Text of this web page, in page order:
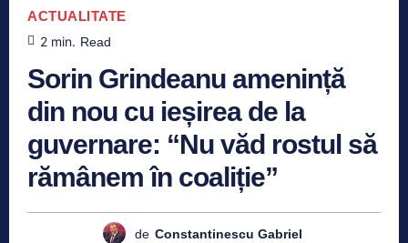
ACTUALITATE
2 min. Read
Sorin Grindeanu amenință
din nou cu ieșirea de la
guvernare: “Nu văd rostul să
rămânem în coaliție”
de Constantinescu Gabriel